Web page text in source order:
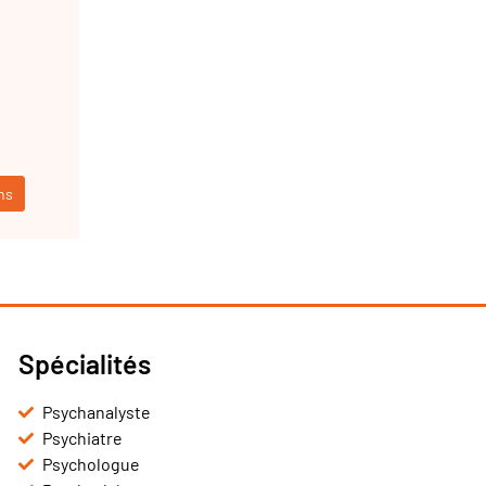
Spécialités
Psychanalyste
Psychiatre
Psychologue